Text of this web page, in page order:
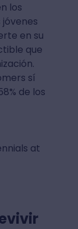
los
jóvenes
en su
que
sí
de los